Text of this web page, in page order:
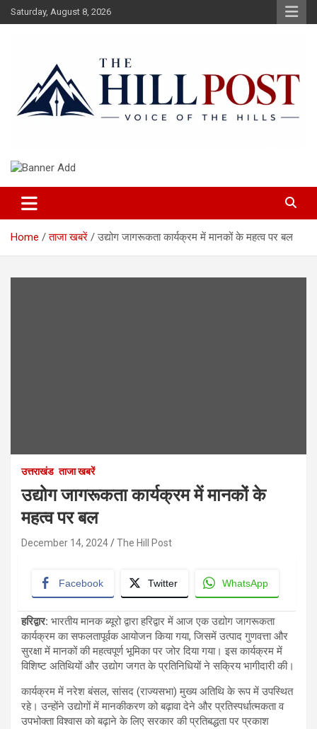
Skip
to
Saturday, August 8, 2026
The Hillpost
Home ताजा खबरें उद्योग जागरूकता कार्यक्रम में मानकों के महत्व पर बल
उत्तराखंड ताजा खबरें
उद्योग जागरूकता कार्यक्रम में मानकों के
महत्व पर बल
December 14, 2024 The Hill Post
Facebook Twitter WhatsApp
हरिद्वार: भारतीय मानक ब्यूरो द्वारा हरिद्वार में आज एक उद्योग जागरूकता
कार्यक्रम का सफलतापूर्वक आयोजन किया गया, जिसमें उत्पाद गुणवत्ता और
सुरक्षा में मानकों की महत्वपूर्ण भूमिका पर जोर दिया गया। इस कार्यक्रम में
विशिष्ट अतिथियों और उद्योग जगत के प्रतिनिधियों ने सक्रिय भागीदारी की।
कार्यक्रम में नरेश बंसल, सांसद (राज्यसभा) मुख्य अतिथि के रूप में उपस्थित
रहे। उन्होंने उद्योगों में मानकीकरण को बढ़ावा देने और प्रतिस्पर्धात्मकता व
उपभोक्ता विश्वास को बढ़ाने के लिए सरकार की प्रतिबद्धता पर प्रकाश